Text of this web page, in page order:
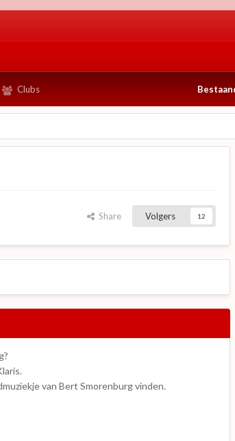
Clubs
Share Volgers 12
van Bert Smorenburg vinden.